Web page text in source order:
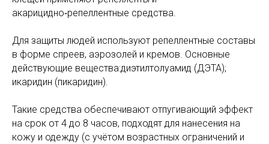
акарицидно‑репеллентные средства.
Для защиты людей используют репеллентные составы
в форме спреев, аэрозолей и кремов. Основные
действующие вещества:диэтилтолуамид (ДЭТА);
икаридин (пикаридин).
Такие средства обеспечивают отпугивающий эффект
на срок от 4 до 8 часов, подходят для нанесения на
кожу и одежду (с учётом возрастных ограничений и